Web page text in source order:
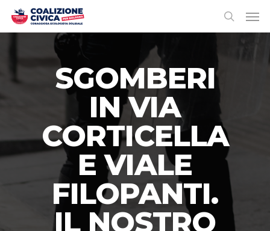
SGOMBERI
IN VIA
CORTICELLA
E VIALE
FILOPANTI.
IL NOSTRO